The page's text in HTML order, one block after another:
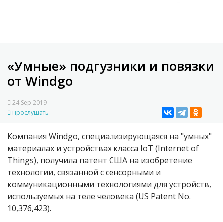
«Умные» подгузники и повязки
от Windgo
24 Sep 2019
Прослушать
Компания Windgo, специализирующаяся на "умных"
материалах и устройствах класса IoT (Internet of
Things), получила патент США на изобретение
технологии, связанной с сенсорными и
коммуникационными технологиями для устройств,
используемых на теле человека (US Patent No.
10,376,423).